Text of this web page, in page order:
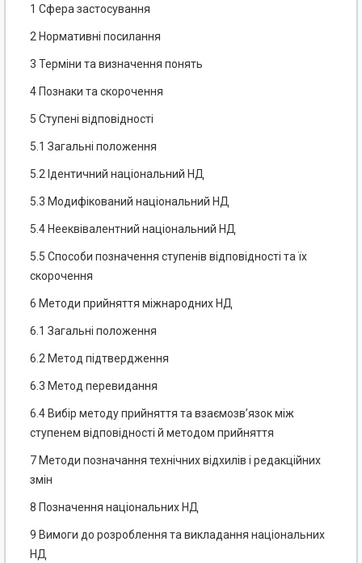
1 Сфера застосування
2 Нормативні посилання
3 Терміни та визначення понять
4 Познаки та скорочення
5 Ступені відповідності
5.1 Загальні положення
5.2 Ідентичний національний НД
5.3 Модифікований національний НД
5.4 Нееквівалентний національний НД
5.5 Способи позначення ступенів відповідності та їх
скорочення
6 Методи прийняття міжнародних НД
6.1 Загальні положення
6.2 Метод підтвердження
6.3 Метод перевидання
6.4 Вибір методу прийняття та взаємозв’язок між
ступенем відповідності й методом прийняття
7 Методи позначання технічних відхилів і редакційних
змін
8 Позначення національних НД
9 Вимоги до розроблення та викладання національних
НД